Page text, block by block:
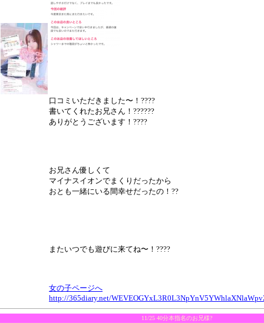
口コミいただきました〜！????
書いてくれたお兄さん！??????
ありがとうございます！????
お兄さん優しくて
マイナスイオンでまくりだったから
おとも一緒にいる間幸せだったの！??
またいつでも遊びに来てね〜！????
女の子ページへ
http://365diary.net/
11/25 40分本指名のお兄様?